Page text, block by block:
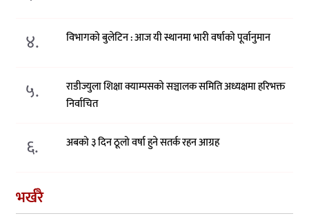
४. विभागको बुलेटिन : आज यी स्थानमा भारी वर्षाको पूर्वानुमान
५.
राडीज्युला शिक्षा क्याम्पसको सञ्चालक समिति अध्यक्षमा हरिभक्त
निर्वाचित
६. अबको ३ दिन ठूलो वर्षा हुने सतर्क रहन आग्रह
भर्खरै